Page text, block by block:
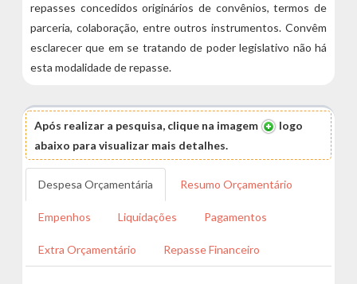
repasses concedidos originários de convênios, termos de
parceria, colaboração, entre outros instrumentos. Convêm
esclarecer que em se tratando de poder legislativo não há
esta modalidade de repasse.
Após realizar a pesquisa, clique na imagem
logo
abaixo para visualizar mais detalhes.
Despesa Orçamentária Resumo Orçamentário
Empenhos Liquidações Pagamentos
Extra Orçamentário Repasse Financeiro